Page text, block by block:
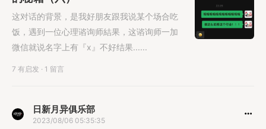
这对话的背景，是我好朋友跟我说某个场合吃
饭，遇到一位心理谘询师結果，这谘询师一加
微信就说名字上有『x』不好结果......
7 有启发 · 1 留言
日新月异俱乐部
2023/08/06 05:35:35